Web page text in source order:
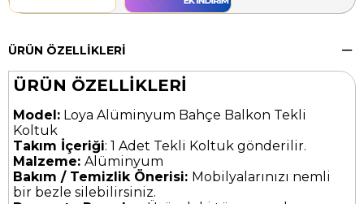
ÜRÜN ÖZELLIKLERI
ÜRÜN ÖZELLİKLERİ
Model: Loya Alüminyum Bahçe Balkon Tekli
Koltuk
Takım İçeriği: 1 Adet Tekli Koltuk gönderilir.
Malzeme: Alüminyum
Bakım / Temizlik Önerisi: Mobilyalarınızı nemli
bir bezle silebilirsiniz.